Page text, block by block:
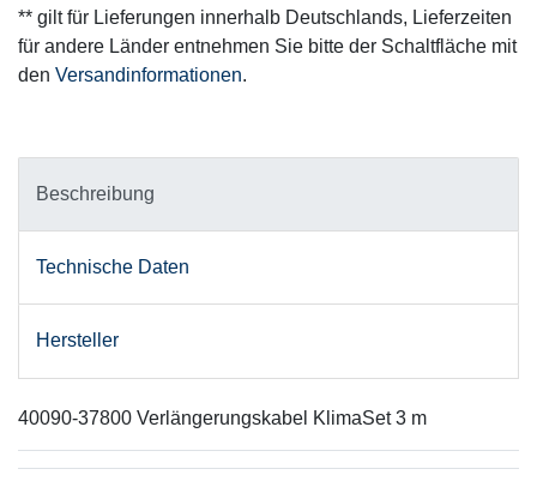
** gilt für Lieferungen innerhalb Deutschlands, Lieferzeiten
für andere Länder entnehmen Sie bitte der Schaltfläche mit
den Versandinformationen.
Beschreibung
Technische Daten
Hersteller
40090-37800 Verlängerungskabel KlimaSet 3 m